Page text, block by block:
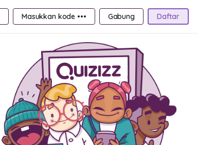
Masukkan kode ••• Gabung Daftar